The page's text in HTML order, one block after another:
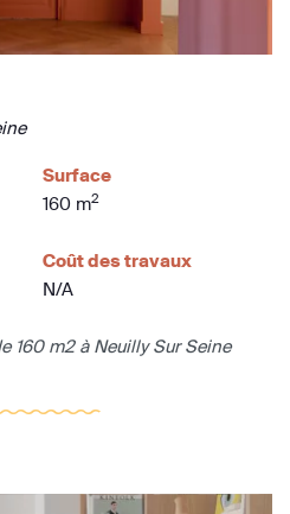
Surface
160 m2
Coût des travaux
N/A
160 m2 à Neuilly Sur Seine